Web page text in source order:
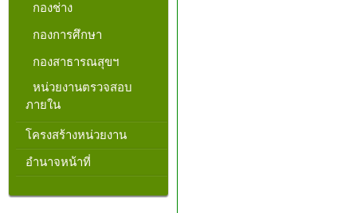
กองช่าง
กองการศึกษา
กองสาธารณสุขฯ
หน่วยงานตรวจสอบ
ภายใน
โครงสร้างหน่วยงาน​
อำนาจหน้าที่